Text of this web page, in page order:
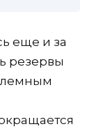
еще и за
резервы